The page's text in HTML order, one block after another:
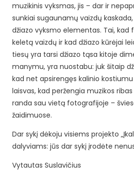
muzikinis vyksmas, jis – dar ir
sunkiai sugaunamų vaizdų
džiazo vyksmo elementas. Tai, kad
keletą vaizdų ir kad džiazo kūrėjai
tiesų yra tarsi džiazo tąsa kitoje
manymu, yra nuostabu: juk šitaip
kad net apsirengęs kalinio
laisvas, kad peržengia muzikos
randa sau vietą fotografijoje –
žaidimuose.
Dar sykį dėkoju visiems projekto
dalyviams: jūs dar sykį įrodėte
Vytautas Suslavičius